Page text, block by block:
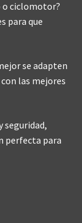
o ciclomotor?
para que
se adapten
las mejores
seguridad,
perfecta para